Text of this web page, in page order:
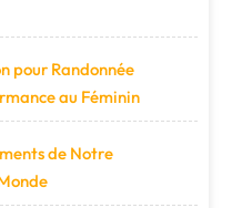
pour Randonnée
au Féminin
de Notre